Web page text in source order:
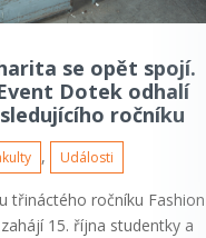
se opět spojí.
Dotek odhalí
ročníku
, Události
třináctého ročníku Fashion
15. října studentky a